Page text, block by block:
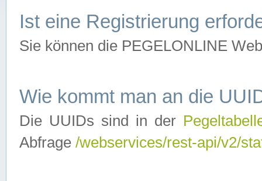
Ist eine Registrierung
Sie können die PEGELONLINE
Wie kommt man an die
Die UUIDs sind in der
Abfrage /webservices/rest-api/v2/